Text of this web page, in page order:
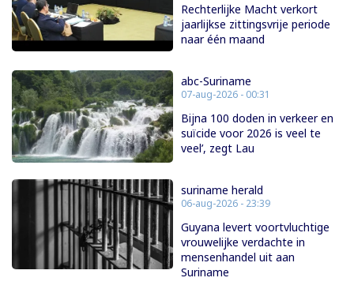
Rechterlijke Macht verkort
jaarlijkse zittingsvrije periode
naar één maand
abc-Suriname
07-aug-2026 - 00:31
Bijna 100 doden in verkeer en
suïcide voor 2026 is veel te
veel’, zegt Lau
suriname herald
06-aug-2026 - 23:39
Guyana levert voortvluchtige
vrouwelijke verdachte in
mensenhandel uit aan
Suriname